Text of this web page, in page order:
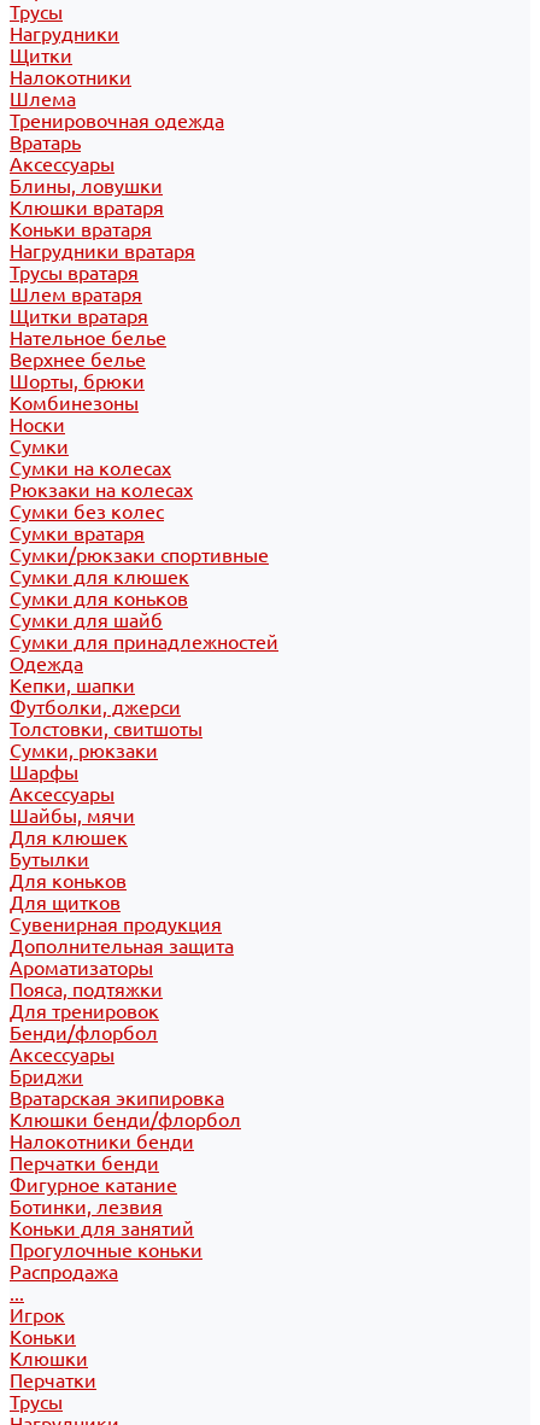
Трусы
Нагрудники
Щитки
Налокотники
Шлема
Тренировочная одежда
Вратарь
Аксессуары
Блины, ловушки
Клюшки вратаря
Коньки вратаря
Нагрудники вратаря
Трусы вратаря
Шлем вратаря
Щитки вратаря
Нательное белье
Верхнее белье
Шорты, брюки
Комбинезоны
Носки
Сумки
Сумки на колесах
Рюкзаки на колесах
Сумки без колес
Сумки вратаря
Сумки/рюкзаки спортивные
Сумки для клюшек
Сумки для коньков
Сумки для шайб
Сумки для принадлежностей
Одежда
Кепки, шапки
Футболки, джерси
Толстовки, свитшоты
Сумки, рюкзаки
Шарфы
Аксессуары
Шайбы, мячи
Для клюшек
Бутылки
Для коньков
Для щитков
Сувенирная продукция
Дополнительная защита
Ароматизаторы
Пояса, подтяжки
Для тренировок
Бенди/флорбол
Аксессуары
Бриджи
Вратарская экипировка
Клюшки бенди/флорбол
Налокотники бенди
Перчатки бенди
Фигурное катание
Ботинки, лезвия
Коньки для занятий
Прогулочные коньки
Распродажа
...
Игрок
Коньки
Клюшки
Перчатки
Трусы